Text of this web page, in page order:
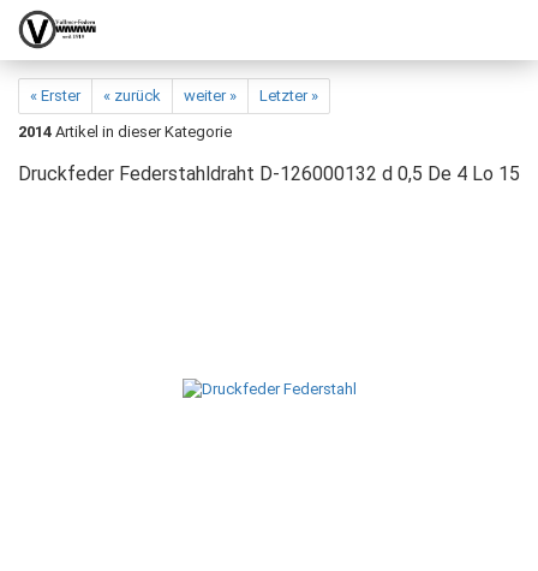
« Erster « zurück weiter »
Letzter »
2014 Artikel in dieser Kategorie
Druckfeder Federstahldraht D-126000132 d 0,5 De 4 Lo 15